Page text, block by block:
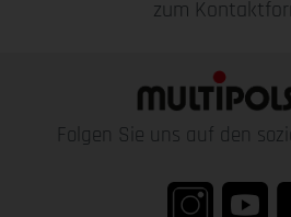
zum
Folgen Sie uns auf den